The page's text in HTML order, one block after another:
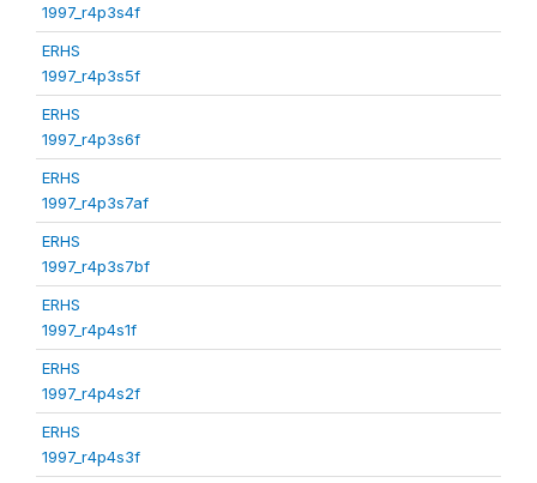
1997_r4p3s4f
ERHS
1997_r4p3s5f
ERHS
1997_r4p3s6f
ERHS
1997_r4p3s7af
ERHS
1997_r4p3s7bf
ERHS
1997_r4p4s1f
ERHS
1997_r4p4s2f
ERHS
1997_r4p4s3f